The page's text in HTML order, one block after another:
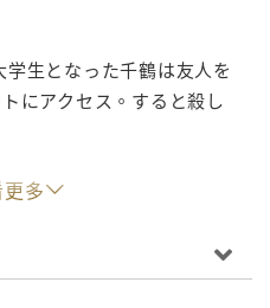
生となった千鶴は友人を
にアクセス。すると殺し
多